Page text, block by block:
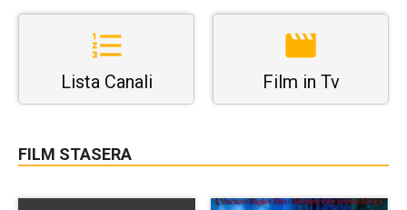
Lista Canali Film in Tv
FILM STASERA